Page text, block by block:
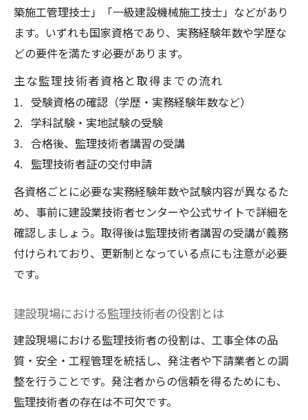
築施工管理技士」「一級建設機械施工技士」などがあり
ます。いずれも国家資格であり、実務経験年数や学歴な
どの要件を満たす必要があります。
主な監理技術者資格と取得までの流れ
受験資格の確認（学歴・実務経験年数など）
学科試験・実地試験の受験
合格後、監理技術者講習の受講
監理技術者証の交付申請
各資格ごとに必要な実務経験年数や試験内容が異なるた
め、事前に建設業技術者センターや公式サイトで詳細を
確認しましょう。取得後は監理技術者講習の受講が義務
付けられており、更新制となっている点にも注意が必要
です。
建設現場における監理技術者の役割とは
建設現場における監理技術者の役割は、工事全体の品
質・安全・工程管理を統括し、発注者や下請業者との調
整を行うことです。発注者からの信頼を得るためにも、
監理技術者の存在は不可欠です。